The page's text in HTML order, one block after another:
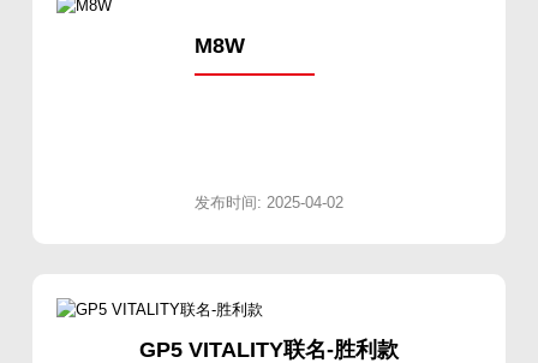
M8W
发布时间: 2025-04-02
GP5 VITALITY联名-胜利款